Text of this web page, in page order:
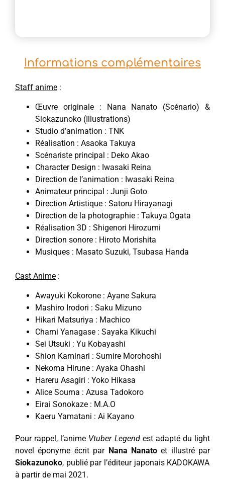
Informations complémentaires
Staff anime :
Œuvre originale : Nana Nanato (Scénario) &
Siokazunoko (Illustrations)
Studio d’animation : TNK
Réalisation : Asaoka Takuya
Scénariste principal : Deko Akao
Character Design : Iwasaki Reina
Direction de l’animation : Iwasaki Reina
Animateur principal : Junji Goto
Direction Artistique : Satoru Hirayanagi
Direction de la photographie : Takuya Ogata
Réalisation 3D : Shigenori Hirozumi
Direction sonore : Hiroto Morishita
Musiques : Masato Suzuki, Tsubasa Handa
Cast Anime :
Awayuki Kokorone : Ayane Sakura
Mashiro Irodori : Saku Mizuno
Hikari Matsuriya : Machico
Chami Yanagase : Sayaka Kikuchi
Sei Utsuki : Yu Kobayashi
Shion Kaminari : Sumire Morohoshi
Nekoma Hirune : Ayaka Ohashi
Hareru Asagiri : Yoko Hikasa
Alice Souma : Azusa Tadokoro
Eirai Sonokaze : M.A.O
Kaeru Yamatani : Ai Kayano
Pour rappel, l’anime Vtuber Legendest adapté du light
novel éponyme écrit par Nana Nanatoet illustré par
Siokazunoko, publié par l’éditeur japonais KADOKAWA
à partir de mai 2021.